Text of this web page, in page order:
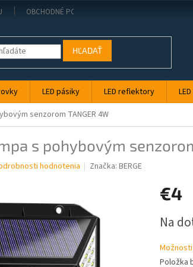
OBCHODNÉ PODMIENKY
HĽADAŤ
LED pásiky LED reflektory
senzorom TANGER 4W
s pohybovým
hodnotenia Značka:BERGE
€4
cena:
Na
Položka